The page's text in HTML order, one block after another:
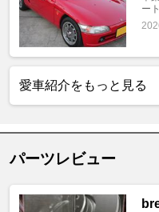
ー
愛車紹介をもっと見る
パーツレビュー